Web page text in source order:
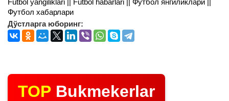
Futbol yangiliklari || Futbol habarlari || Футбол янгиликлари ||
Футбол хабарлари
Дўстларга юборинг:
TOP Bukmekerlar